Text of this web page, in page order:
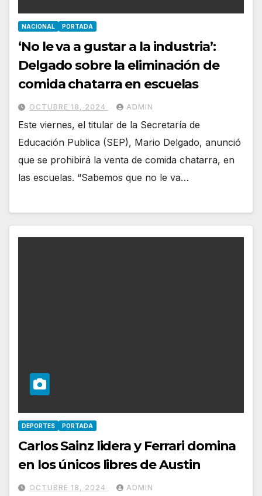
NACIONAL PORTADA
‘No le va a gustar a la industria’:
Delgado sobre la eliminación de
comida chatarra en escuelas
OCTUBRE 18, 2024 ADMIN
Este viernes, el titular de la Secretaría de
Educación Publica (SEP), Mario Delgado, anunció
que se prohibirá la venta de comida chatarra, en
las escuelas. “Sabemos que no le va…
DEPORTES PORTADA
Carlos Sainz lidera y Ferrari domina
en los únicos libres de Austin
OCTUBRE 18, 2024 ADMIN